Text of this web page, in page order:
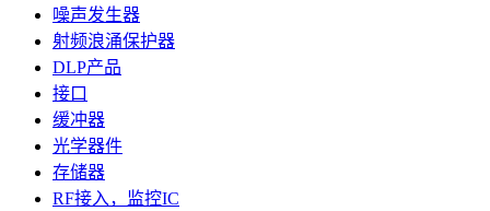
噪声发生器
射频浪涌保护器
DLP产品
接口
缓冲器
光学器件
存储器
RF接入，监控IC